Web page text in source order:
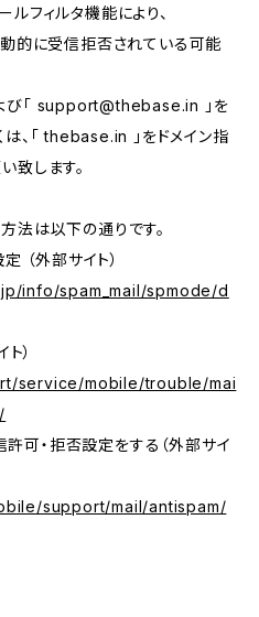
フィルタ機能により、
的に受信拒否されている可能
び「 support@thebase.in
」を
、「 thebase.in 」をドメイン指
致します。
法は以下の通りです。
外部サイト）
info/spam_mail/spmode/d
）
service/mobile/trouble/mai
・拒否設定をする（外部サイ
support/mail/antispam/